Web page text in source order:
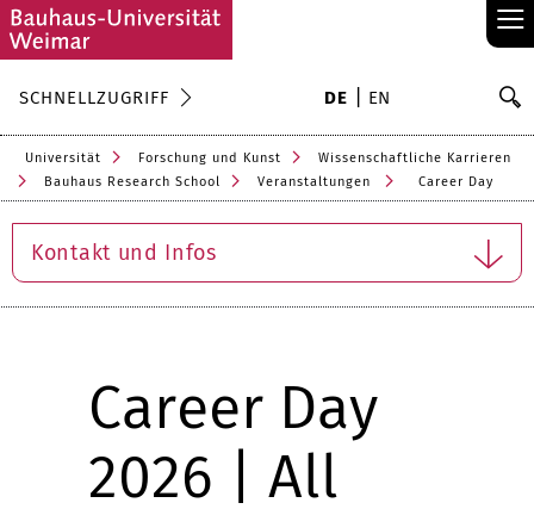
≡
SCHNELLZUGRIFF DE EN
Universität Forschung und Kunst
Wissenschaftliche Karrieren
Bauhaus Research School
Veranstaltungen Career Day
Kontakt und Infos
Career Day
2026 | All